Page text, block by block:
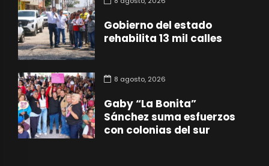
Gobierno del estado
rehabilita 13 mil calles
8 agosto, 2026
Gaby “La Bonita”
Sánchez suma esfuerzos
con colonias del sur